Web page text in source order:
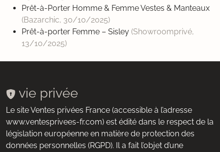
Prêt-à-Porter Homme & Femme Vestes & Manteaux
(Bazarchic, 30/10/2025)
Prêt-à-porter Femme – Sisley (Showroomprivé,
13/10/2025)
vie privée
Le site Ventes privées France (accessible à l’adresse
www.ventesprivees-fr.com) est édité dans le respect de la
législation européenne en matière de protection des
données personnelles (RGPD). Il a fait l’objet d’une